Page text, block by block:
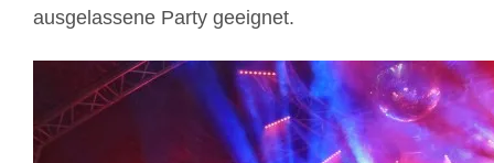
ausgelassene Party geeignet.